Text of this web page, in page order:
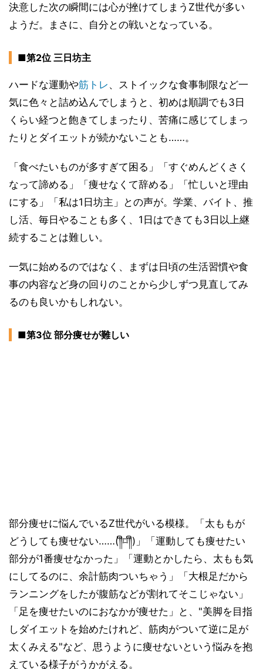
決意した次の瞬間には心が挫けてしまうZ世代が多い
ようだ。まさに、自分との戦いとなっている。
■第2位 三日坊主
ハードな運動や筋トレ 、ストイックな食事制限など一
気に色々と詰め込んでしまうと、初めは順調でも3日
くらい経つと飽きてしまったり、苦痛に感じてしまっ
たりとダイエットが続かないことも……。
「食べたいものが多すぎて困る」「すぐめんどくさく
なって諦める」「痩せなくて辞める」「忙しいと理由
にする」「私は1日坊主」との声が。学業、バイト、推
し活、毎日やることも多く、1日はできても3日以上継
続することは難しい。
一気に始めるのではなく、まずは日頃の生活習慣や食
事の内容など身の回りのことから少しずつ見直してみ
るのも良いかもしれない。
■第3位 部分痩せが難しい
部分痩せに悩んでいるZ世代がいる模様。「太ももが
どうしても痩せない……(༎ຶ⌑༎ຶ)」「運動しても痩せたい
部分が1番痩せなかった」「運動とかしたら、太もも気
にしてるのに、余計筋肉ついちゃう」「大根足だから
ランニングをしたが腹筋などが割れてそこじゃない」
「足を痩せたいのにおなかが痩せた」と、"美脚を目指
しダイエットを始めたけれど、筋肉がついて逆に足が
太くみえる"など、思うように痩せないという悩みを抱
えている様子がうかがえる。